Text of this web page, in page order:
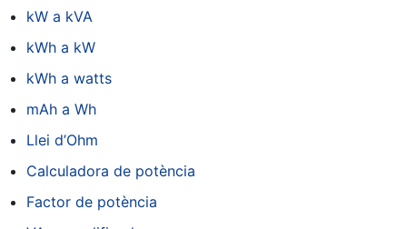
kW a kVA
kWh a kW
kWh a watts
mAh a Wh
Llei d’Ohm
Calculadora de potència
Factor de potència